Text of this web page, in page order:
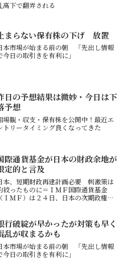
高下で翻弄される
まらない保有株の下げ 放置
本市場が始まる前の朝 「先出し情報
今日の取引きを有利に」
日の予想結果は微妙・今日は下
予想
場観・収支・保有株を公開中！最近エ
トリータイミング良くなってきた
際通貨基金が日本の財政余地が
定的と言及
本、短期財政再建計画必要 刺激策は
絞ったものに＝ＩＭＦ国際通貨基金
（ＩＭＦ）は２４日、日本の次期政権は
クに対する財政刺激策は一時的なもの
し、最も脆弱な世帯や企業...
行破綻が早かったが対策も早く
乱が収まるかも
本市場が始まる前の朝 「先出し情報
今日の取引きを有利に」